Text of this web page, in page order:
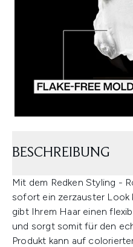
BESCHREIBUNG
Mit dem Redken Styling -
sofort ein zerzauster Look
gibt Ihrem Haar einen
und sorgt somit für den
Produkt kann auf